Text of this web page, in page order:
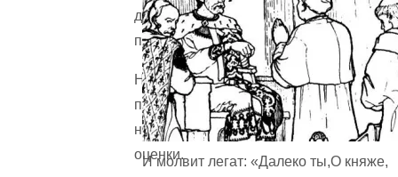
для
пользователя!
Напишите
причину
низкой
оценки.
И молвит легат: «Далеко ты,О княже,